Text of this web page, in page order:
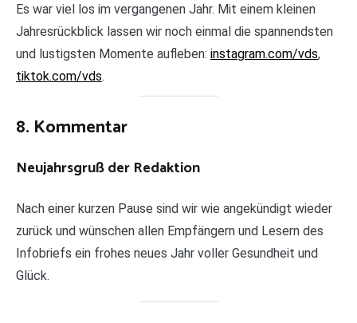
Es war viel los im vergangenen Jahr. Mit einem kleinen
Jahresrückblick lassen wir noch einmal die spannendsten
und lustigsten Momente aufleben: instagram.com/vds,
tiktok.com/vds.
8. Kommentar
Neujahrsgruß der Redaktion
Nach einer kurzen Pause sind wir wie angekündigt wieder
zurück und wünschen allen Empfängern und Lesern des
Infobriefs ein frohes neues Jahr voller Gesundheit und
Glück.